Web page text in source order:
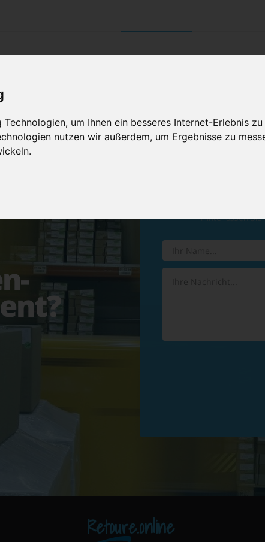
um Ihnen ein besseres Internet-Erlebnis
nutzen wir außerdem, um Ergebnisse zu
Hinterlassen
Retoure.online